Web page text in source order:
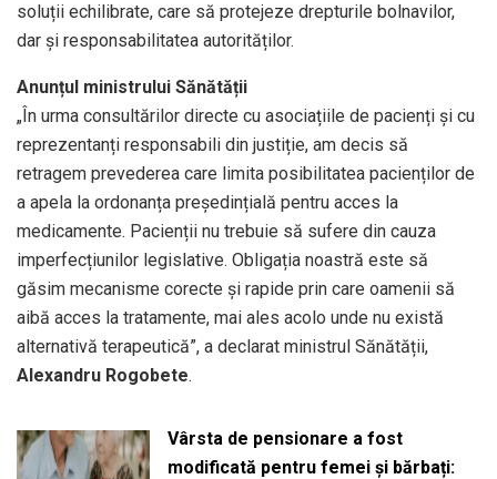
soluții echilibrate, care să protejeze drepturile bolnavilor,
dar și responsabilitatea autorităților.
Anunțul ministrului Sănătății
„În urma consultărilor directe cu asociațiile de pacienți și cu
reprezentanți responsabili din justiție, am decis să
retragem prevederea care limita posibilitatea pacienților de
a apela la ordonanța președințială pentru acces la
medicamente. Pacienții nu trebuie să sufere din cauza
imperfecțiunilor legislative. Obligația noastră este să
găsim mecanisme corecte și rapide prin care oamenii să
aibă acces la tratamente, mai ales acolo unde nu există
alternativă terapeutică”, a declarat ministrul Sănătății,
Alexandru Rogobete.
Vârsta de pensionare a fost
modificată pentru femei și bărbați: